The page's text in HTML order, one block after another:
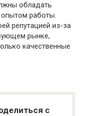
обладать
работы.
репутацией из-за
рынке,
качественные
с